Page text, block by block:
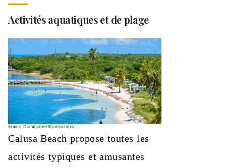
Activités aquatiques et de plage
Simon Dannhauer/Shutterstock
Calusa Beach propose toutes les
activités typiques et amusantes